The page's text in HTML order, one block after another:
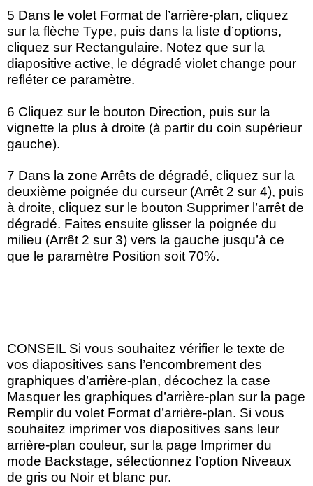
5 Dans le volet Format de l’arrière-plan, cliquez
sur la flèche Type, puis dans la liste d’options,
cliquez sur Rectangulaire. Notez que sur la
diapositive active, le dégradé violet change pour
refléter ce paramètre.
6 Cliquez sur le bouton Direction, puis sur la
vignette la plus à droite (à partir du coin supérieur
gauche).
7 Dans la zone Arrêts de dégradé, cliquez sur la
deuxième poignée du curseur (Arrêt 2 sur 4), puis
à droite, cliquez sur le bouton Supprimer l’arrêt de
dégradé. Faites ensuite glisser la poignée du
milieu (Arrêt 2 sur 3) vers la gauche jusqu’à ce
que le paramètre Position soit 70%.
CONSEIL Si vous souhaitez vérifier le texte de
vos diapositives sans l’encombrement des
graphiques d’arrière-plan, décochez la case
Masquer les graphiques d’arrière-plan sur la page
Remplir du volet Format d’arrière-plan. Si vous
souhaitez imprimer vos diapositives sans leur
arrière-plan couleur, sur la page Imprimer du
mode Backstage, sélectionnez l’option Niveaux
de gris ou Noir et blanc pur.